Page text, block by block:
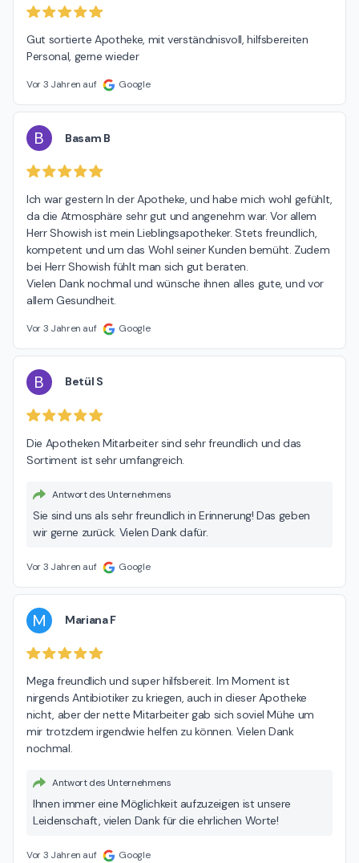
Gut sortierte Apotheke, mit verständnisvoll, hilfsbereiten
Personal, gerne wieder
Vor 3 Jahren auf Google
B Basam B
Ich war gestern In der Apotheke, und habe mich wohl gefühlt,
da die Atmosphäre sehr gut und angenehm war. Vor allem
Herr Showish ist mein Lieblingsapotheker. Stets freundlich,
kompetent und um das Wohl seiner Kunden bemüht. Zudem
bei Herr Showish fühlt man sich gut beraten.
Vielen Dank nochmal und wünsche ihnen alles gute, und vor
allem Gesundheit.
Vor 3 Jahren auf Google
B Betül S
Die Apotheken Mitarbeiter sind sehr freundlich und das
Sortiment ist sehr umfangreich.
Antwort des Unternehmens
Sie sind uns als sehr freundlich in Erinnerung! Das geben
wir gerne zurück. Vielen Dank dafür.
Vor 3 Jahren auf Google
M Mariana F
Mega freundlich und super hilfsbereit. Im Moment ist
nirgends Antibiotiker zu kriegen, auch in dieser Apotheke
nicht, aber der nette Mitarbeiter gab sich soviel Mühe um
mir trotzdem irgendwie helfen zu können. Vielen Dank
nochmal.
Antwort des Unternehmens
Ihnen immer eine Möglichkeit aufzuzeigen ist unsere
Leidenschaft, vielen Dank für die ehrlichen Worte!
Vor 3 Jahren auf Google